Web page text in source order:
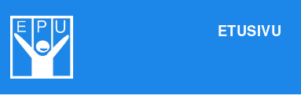
ETUSIVU